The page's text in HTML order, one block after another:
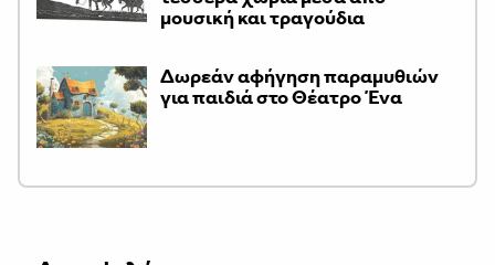
μουσική και τραγούδια
Δωρεάν αφήγηση παραμυθιών
για παιδιά στο Θέατρο Ένα